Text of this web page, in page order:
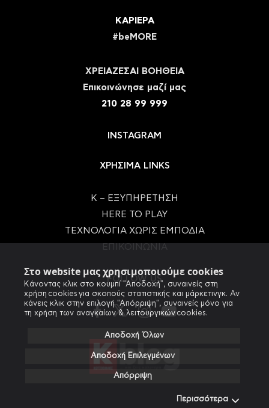
Στο website μας χρησιμοποιούμε cookies
Κάνοντας κλικ στο κουμπί "Αποδοχή", συναινείς στη
χρήση cookies για σκοπούς στατιστικής και μάρκετινγκ. Αν
κάνεις κλικ στην επιλογή "Απόρριψη", συναινείς μόνο για
τη χρήση των αναγκαίων & λειτουργικών cookies.
Αποδοχή Όλων
Αποδοχή Επιλεγμένων
Απόρριψη
Περισσότερα
ΚΑΡΙΕΡΑ
#beMORE
ΧΡΕΙΑΖΕΣΑΙ ΒΟΗΘΕΙΑ
Eπικοινώνησε μαζί μας
210 28 99 999
INSTAGRAM
ΧΡΗΣΙΜΑ LINKS
Κ – ΕΞΥΠΗΡΕΤΗΣΗ
HERE TO PLAY
ΤΕΧΝΟΛΟΓΙΑ ΧΩΡΙΣ ΕΜΠΟΔΙΑ
FOLLOW US